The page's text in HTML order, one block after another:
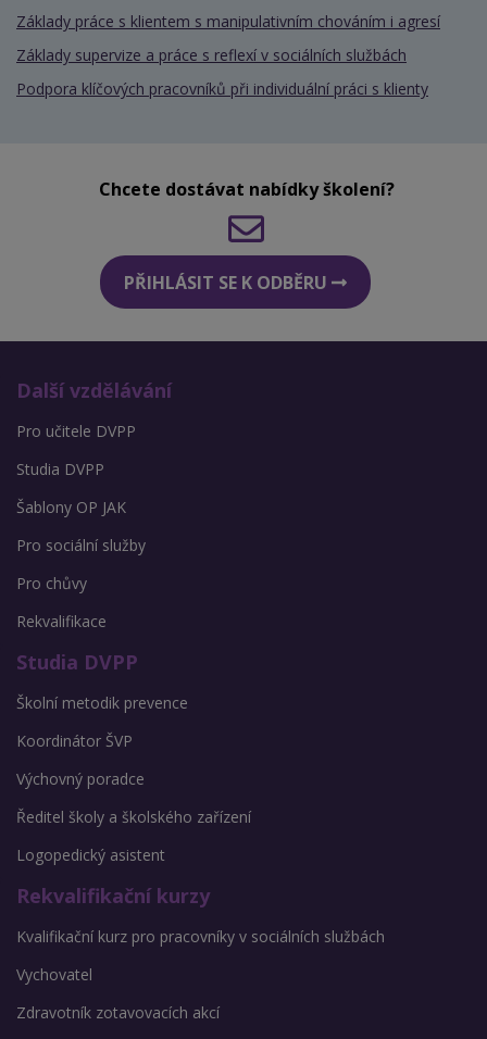
Základy práce s klientem s manipulativním chováním i agresí
Základy supervize a práce s reflexí v sociálních službách
Podpora klíčových pracovníků při individuální práci s klienty
Chcete dostávat nabídky školení?
PŘIHLÁSIT SE K ODBĚRU
Další vzdělávání
Pro učitele DVPP
Studia DVPP
Šablony OP JAK
Pro sociální služby
Pro chůvy
Rekvalifikace
Studia DVPP
Školní metodik prevence
Koordinátor ŠVP
Výchovný poradce
Ředitel školy a školského zařízení
Logopedický asistent
Rekvalifikační kurzy
Kvalifikační kurz pro pracovníky v sociálních službách
Vychovatel
Zdravotník zotavovacích akcí